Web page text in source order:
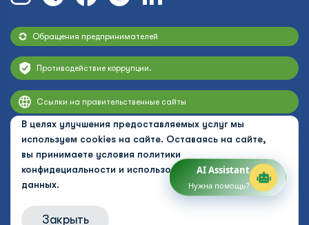
В целях улучшения предоставляемых услуг мы
используем cookies на сайте. Оставаясь на сайте,
вы принимаете условия политики
конфидециальности и использования персональных
данных.
Закрыть
Обращения предпринимателей
Противодействие коррупции.
Ссылки на правительственные сайты
© 2026 Uzbekistan Airways
AI Assistant
Нужна помощь?